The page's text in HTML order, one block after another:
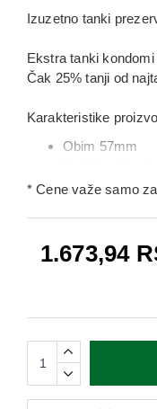
Izuzetno tanki
Ekstra tanki
Čak 25% tanji od
Karakteristike
Obim 57mm
Pakovanje: 10
* Cene važe samo
1.673,94